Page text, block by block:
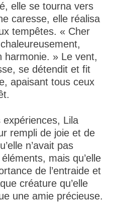
elle se tourna vers
caresse, elle réalisa
tempêtes. « Cher
harmonie. » Le vent,
se détendit et fit
apaisant tous ceux
expériences, Lila
rempli de joie et de
n’avait pas
mais qu’elle
de l’entraide et
créature qu’elle
une amie précieuse.